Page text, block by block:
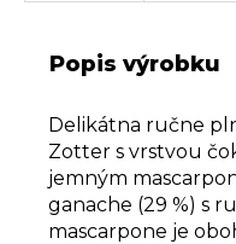
Popis výrobku
Delikátna ručne
Zotter s vrstvou
jemným
ganache (29 %) s
mascarpone je